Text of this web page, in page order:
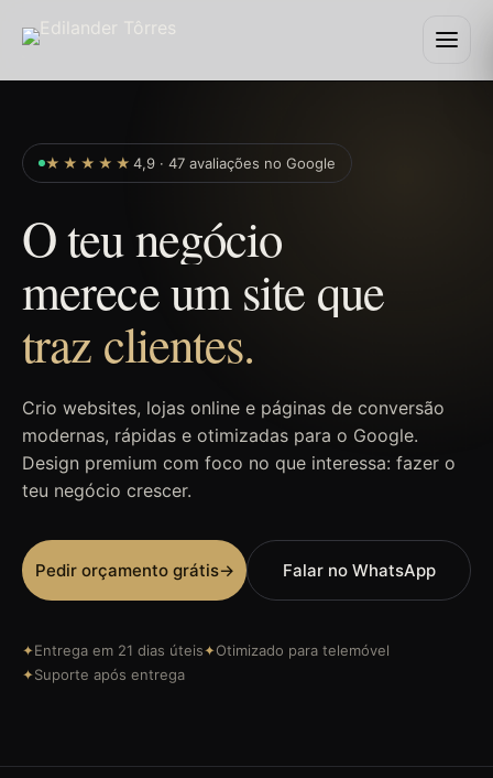
★★★★★ 4,9 · 47 avaliações no Google
O teu negócio
merece um site que
traz clientes.
Crio websites, lojas online e páginas de conversão
modernas, rápidas e otimizadas para o Google.
Design premium com foco no que interessa: fazer o
teu negócio crescer.
Pedir orçamento grátis→ Falar no WhatsApp
✦Entrega em 21 dias úteis✦Otimizado para telemóvel
✦Suporte após entrega